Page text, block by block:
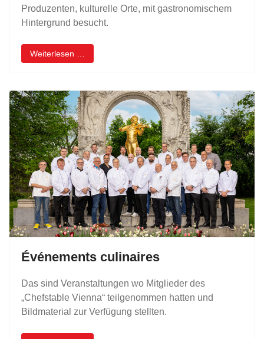
Produzenten, kulturelle Orte, mit gastronomischem
Hintergrund besucht.
Weiterlesen …
Événements culinaires
Das sind Veranstaltungen wo Mitglieder des
„Chefstable Vienna“ teilgenommen hatten und
Bildmaterial zur Verfügung stellten.